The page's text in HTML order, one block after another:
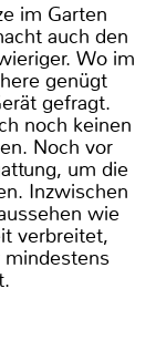
im Garten
auch den
Wo im
genügt
gefragt.
noch keinen
Noch vor
um die
Inzwischen
wie
verbreitet,
mindestens